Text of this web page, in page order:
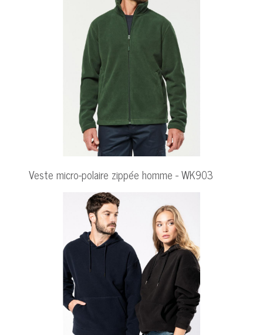
Veste micro-polaire zippée homme - WK903